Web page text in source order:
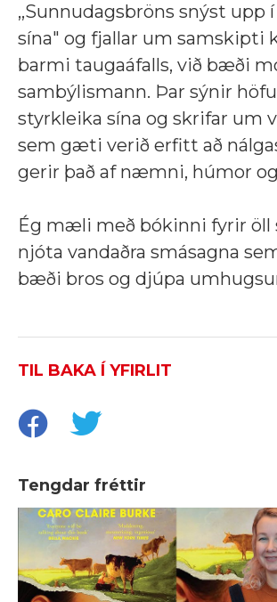
,,Sunnudagsbröns snýst upp
sína" og fjallar um samskipti
barmi taugaáfalls, við bæði
sambýlismann. Þar sýnir
styrkleika sína og skrifar um
sem gæti verið erfitt að
gerir það af næmni, húmor
Ég mæli með bókinni fyrir öll
njóta vandaðra smásagna
bæði bros og djúpa
TIL BAKA Í YFIRLIT
Tengdar fréttir